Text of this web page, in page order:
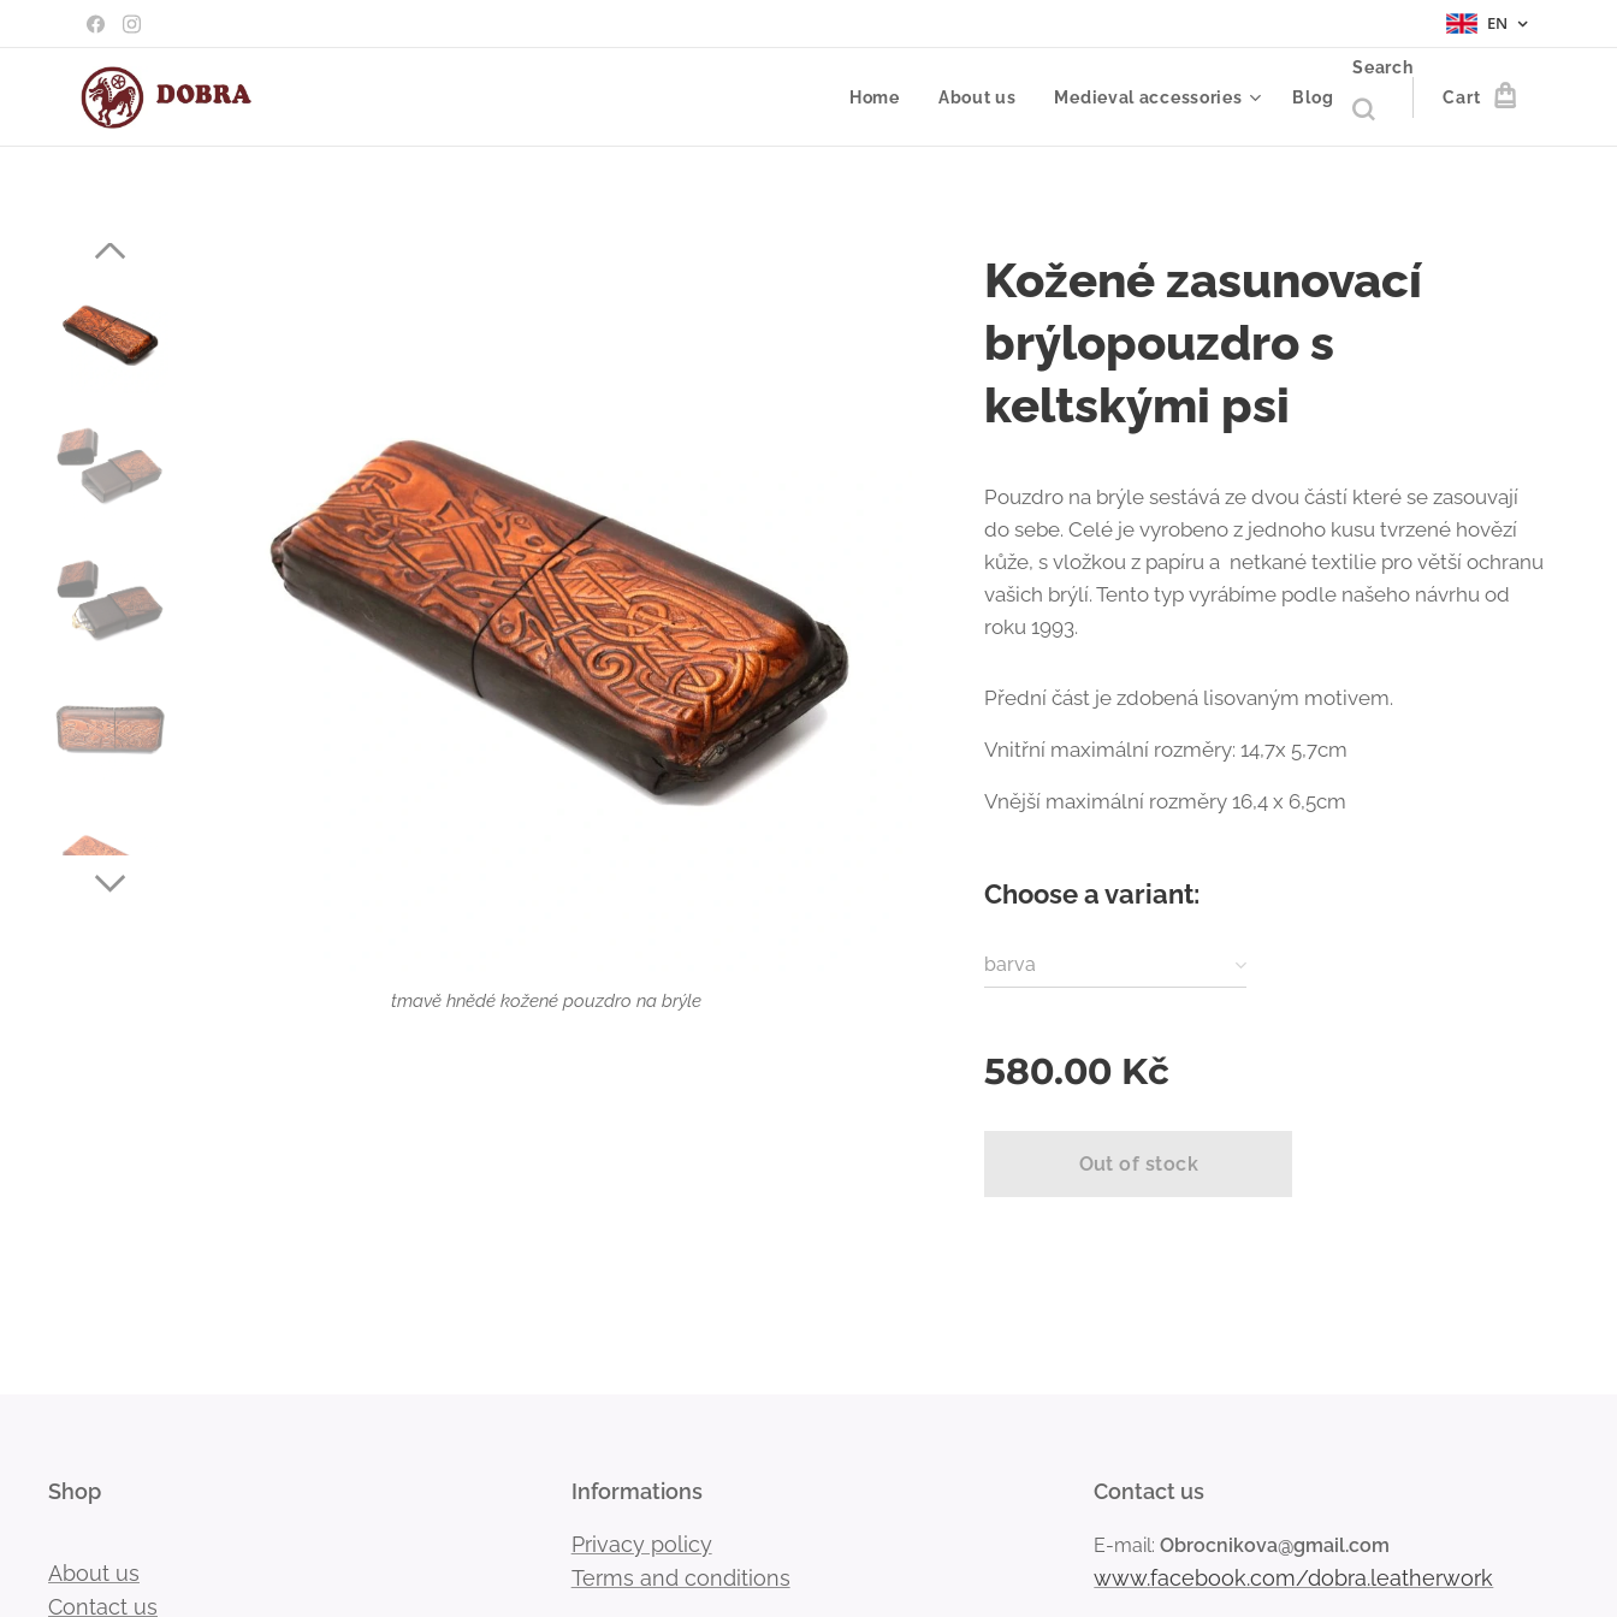
EN
Home About us Medieval accessories Blog
Search
Cart
Kožené zasunovací
brýlopouzdro s
keltskými psi
tmavě hnědé kožené pouzdro na brýle
světle hnědé kožené pouzdro na brýle
Pouzdro na brýle sestává ze dvou částí které se zasouvají
do sebe. Celé je vyrobeno z jednoho kusu tvrzené hovězí
kůže, s vložkou z papíru a netkané textilie pro větší ochranu
vašich brýlí. Tento typ vyrábíme podle našeho návrhu od
roku 1993.
Přední část je zdobená lisovaným motivem.
Vnitřní maximální rozměry: 14,7x 5,7cm
Vnější maximální rozměry 16,4 x 6,5cm
Choose a variant:
barva
580.00 Kč
Out of stock
Shop
About us
Contact us
Informations
Privacy policy
Terms and conditions
Contact us
E-mail:Obrocnikova@gmail.com
www.facebook.com/dobra.leatherwork